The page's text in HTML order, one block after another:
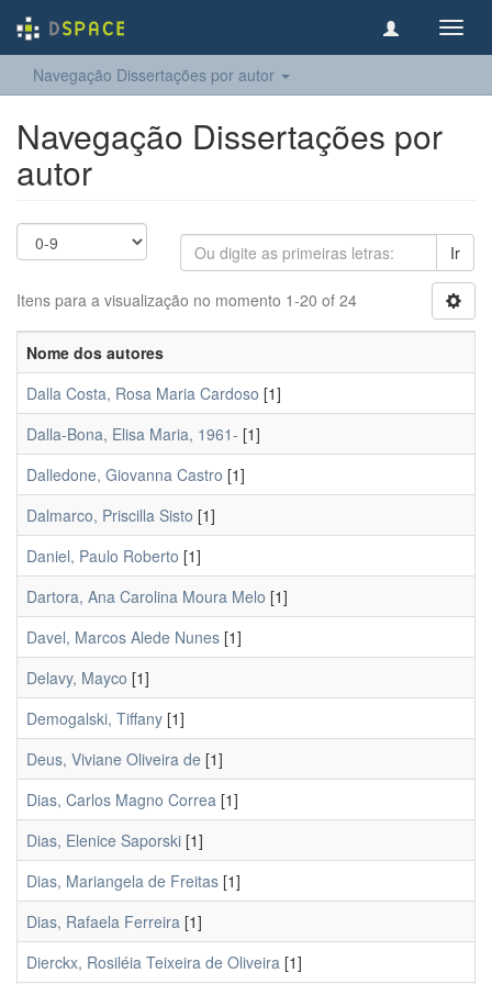
Navegação Dissertações por autor
Navegação Dissertações por
autor
Ir
Itens para a visualização no momento 1-20 of 24
Nome dos autores
Dalla Costa, Rosa Maria Cardoso [1]
Dalla-Bona, Elisa Maria, 1961- [1]
Dalledone, Giovanna Castro [1]
Dalmarco, Priscilla Sisto [1]
Daniel, Paulo Roberto [1]
Dartora, Ana Carolina Moura Melo [1]
Davel, Marcos Alede Nunes [1]
Delavy, Mayco [1]
Demogalski, Tiffany [1]
Deus, Viviane Oliveira de [1]
Dias, Carlos Magno Correa [1]
Dias, Elenice Saporski [1]
Dias, Mariangela de Freitas [1]
Dias, Rafaela Ferreira [1]
Dierckx, Rosiléia Teixeira de Oliveira [1]